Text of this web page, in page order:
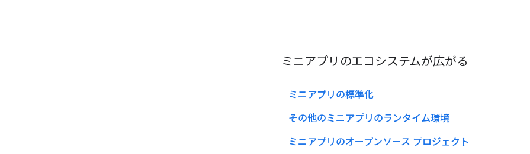
ミニアプリのエコシステムが広がる
ミニアプリの標準化
その他のミニアプリのランタイム環境
ミニアプリのオープンソース プロジェクト